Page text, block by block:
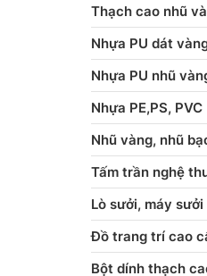
Thạch cao nhũ
Nhựa PU dát
Nhựa PU nhũ
Nhựa PE,PS, PVC
Nhũ vàng, nhũ
Tấm trần nghệ
Lò sưởi, máy sưởi
Đồ trang trí cao
Bột dính thạch